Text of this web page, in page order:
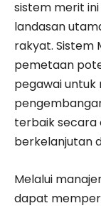
sistem merit
landasan
rakyat. Sistem
pemetaan
pegawai untuk
terbaik secara
berkelanjutan
Melalui
dapat